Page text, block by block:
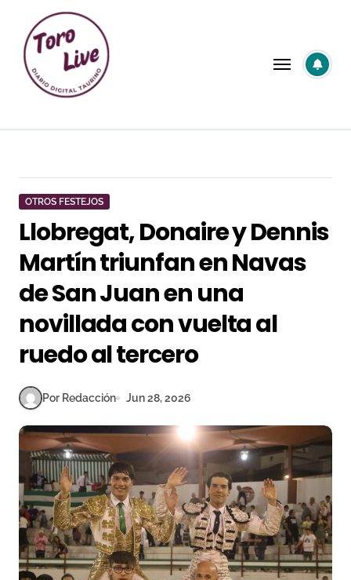
contenido
OTROS FESTEJOS
Llobregat, Donaire y Dennis
Martín triunfan en Navas
de San Juan en una
novillada con vuelta al
ruedo al tercero
Por Redacción Jun 28, 2026